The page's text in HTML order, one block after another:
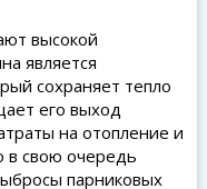
высокой
является
сохраняет тепло
его выход
на отопление и
в свою очередь
парниковых